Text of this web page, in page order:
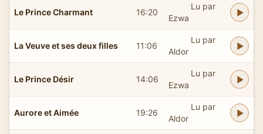
Le Prince Charmant 16:20
Lu par
Ezwa
La Veuve et ses deux filles 11:06
Lu par
Aldor
Le Prince Désir 14:06
Lu par
Ezwa
Aurore et Aimée 19:26
Lu par
Aldor